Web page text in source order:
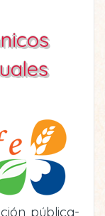
pública-